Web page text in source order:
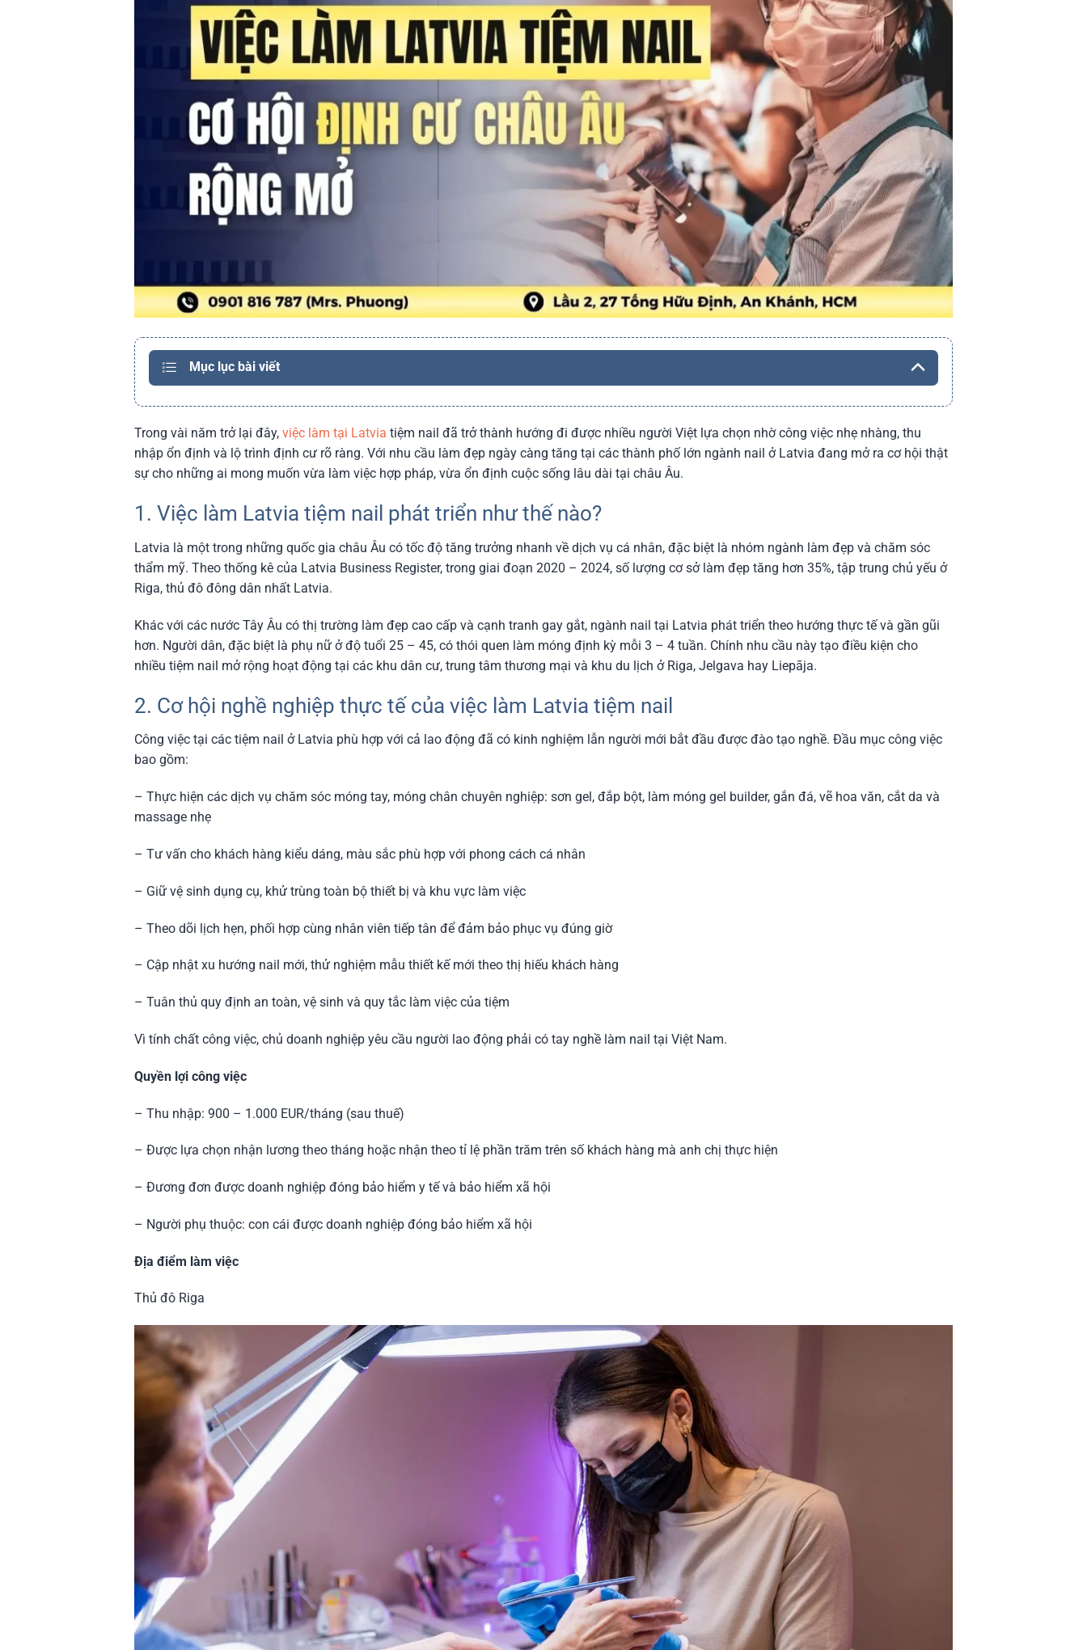
Mục lục bài viết
Trong vài năm trở lại đây,việc làm tại Latvia tiệm nail đã trở thành hướng đi được nhiều người Việt lựa chọn nhờ công việc nhẹ nhàng, thu
nhập ổn định và lộ trình định cư rõ ràng. Với nhu cầu làm đẹp ngày càng tăng tại các thành phố lớn ngành nail ở Latvia đang mở ra cơ hội thật
sự cho những ai mong muốn vừa làm việc hợp pháp, vừa ổn định cuộc sống lâu dài tại châu Âu.
1. Việc làm Latvia tiệm nail phát triển như thế nào?
Latvia là một trong những quốc gia châu Âu có tốc độ tăng trưởng nhanh về dịch vụ cá nhân, đặc biệt là nhóm ngành làm đẹp và chăm sóc
thẩm mỹ. Theo thống kê của Latvia Business Register, trong giai đoạn 2020 – 2024, số lượng cơ sở làm đẹp tăng hơn 35%, tập trung chủ yếu ở
Riga, thủ đô đông dân nhất Latvia.
Khác với các nước Tây Âu có thị trường làm đẹp cao cấp và cạnh tranh gay gắt, ngành nail tại Latvia phát triển theo hướng thực tế và gần gũi
hơn. Người dân, đặc biệt là phụ nữ ở độ tuổi 25 – 45, có thói quen làm móng định kỳ mỗi 3 – 4 tuần. Chính nhu cầu này tạo điều kiện cho
nhiều tiệm nail mở rộng hoạt động tại các khu dân cư, trung tâm thương mại và khu du lịch ở Riga, Jelgava hay Liepāja.
2. Cơ hội nghề nghiệp thực tế của việc làm Latvia tiệm nail
Công việc tại các tiệm nail ở Latvia phù hợp với cả lao động đã có kinh nghiệm lẫn người mới bắt đầu được đào tạo nghề. Đầu mục công việc
bao gồm:
– Thực hiện các dịch vụ chăm sóc móng tay, móng chân chuyên nghiệp: sơn gel, đắp bột, làm móng gel builder, gắn đá, vẽ hoa văn, cắt da và
massage nhẹ
– Tư vấn cho khách hàng kiểu dáng, màu sắc phù hợp với phong cách cá nhân
– Giữ vệ sinh dụng cụ, khử trùng toàn bộ thiết bị và khu vực làm việc
– Theo dõi lịch hẹn, phối hợp cùng nhân viên tiếp tân để đảm bảo phục vụ đúng giờ
– Cập nhật xu hướng nail mới, thử nghiệm mẫu thiết kế mới theo thị hiếu khách hàng
– Tuân thủ quy định an toàn, vệ sinh và quy tắc làm việc của tiệm
Vì tính chất công việc, chủ doanh nghiệp yêu cầu người lao động phải có tay nghề làm nail tại Việt Nam.
Quyền lợi công việc
– Thu nhập: 900 – 1.000 EUR/tháng (sau thuế)
– Được lựa chọn nhận lương theo tháng hoặc nhận theo tỉ lệ phần trăm trên số khách hàng mà anh chị thực hiện
– Đương đơn được doanh nghiệp đóng bảo hiểm y tế và bảo hiểm xã hội
– Người phụ thuộc: con cái được doanh nghiệp đóng bảo hiểm xã hội
Địa điểm làm việc
Thủ đô Riga